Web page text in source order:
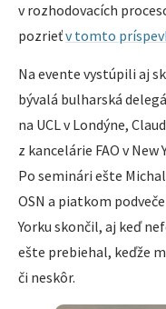
v rozhodovacích
pozrieťv tomto
Na evente vystúpili aj
bývalá bulharská
na UCL v Londýne,
z kancelárie FAO v New
Po seminári ešte
OSN a piatkom
Yorku skončil, aj keď
ešte prebiehal, keďže
či neskôr.